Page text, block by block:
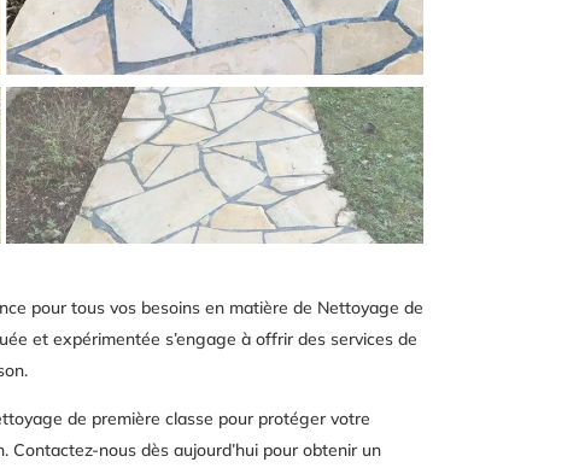
pour tous vos besoins en matière de Nettoyage de
et expérimentée s’engage à offrir des services de
de première classe pour protéger votre
nous dès aujourd’hui pour obtenir un